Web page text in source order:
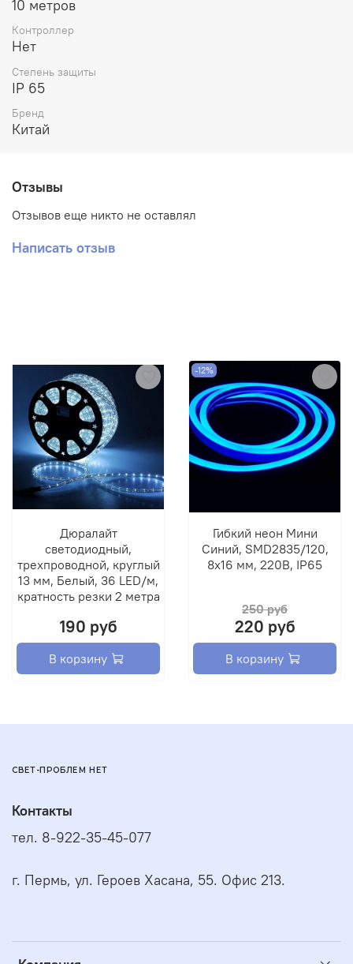
10 метров
Контроллер
Нет
Степень защиты
IP 65
Бренд
Китай
Отзывы
Отзывов еще никто не оставлял
Написать отзыв
Дюралайт
светодиодный,
трехпроводной, круглый
13 мм, Белый, 36 LED/м,
кратность резки 2 метра
190 руб
В корзину
-12%
Гибкий неон Мини
Синий, SMD2835/120,
8х16 мм, 220В, IP65
250 руб
220 руб
В корзину
СВЕТ-ПРОБЛЕМ НЕТ
Контакты
тел. 8-922-35-45-077
г. Пермь, ул. Героев Хасана, 55. Офис 213.